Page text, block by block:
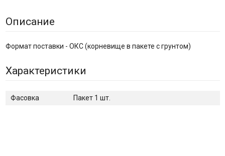
Описание
Формат поставки - ОКС (корневище в пакете с грунтом)
Характеристики
Фасовка Пакет 1 шт.